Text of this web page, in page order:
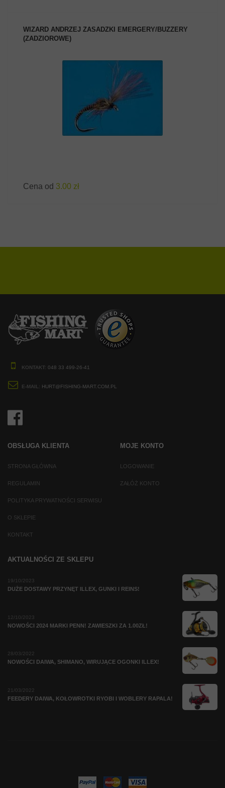
WIZARD ANDRZEJ ZASADZKI EMERGERY/BUZZERY
(ZADZIOROWE)
ZOBACZ PRODUKT
Cena od 3.00 zł
KONTAKT: 048 33 499-26-41
E-MAIL: HURT@FISHING-MART.COM.PL
OBSŁUGA KLIENTA
STRONA GŁÓWNA
REGULAMIN
POLITYKA PRYWATNOŚCI SERWISU
O SKLEPIE
KONTAKT
MOJE KONTO
LOGOWANIE
ZAŁÓŻ KONTO
AKTUALNOŚCI ZE SKLEPU
19/10/2023
DUŻE DOSTAWY PRZYNĘT ILLEX, GUNKI I REINS!
12/10/2023
NOWOŚCI 2024 MARKI PENN! ZAWIESZKI ZA 1.00ZŁ!
28/03/2022
NOWOŚCI DAIWA, SHIMANO, WIRUJĄCE OGONKI ILLEX!
21/03/2022
FEEDERY DAIWA, KOŁOWROTKI RYOBI I WOBLERY RAPALA!